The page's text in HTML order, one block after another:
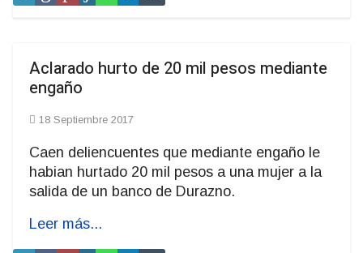
Aclarado hurto de 20 mil pesos mediante
engaño
18 Septiembre 2017
Caen deliencuentes que mediante engaño le
habian hurtado 20 mil pesos a una mujer a la
salida de un banco de Durazno.
Leer más...